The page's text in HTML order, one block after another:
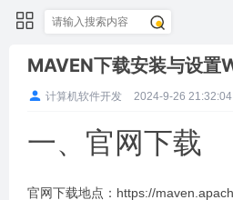
MAVEN下载安装与设置
计算机软件开发 2024-9-26 21:32:04
一、官网下载
官网下载地点：https://